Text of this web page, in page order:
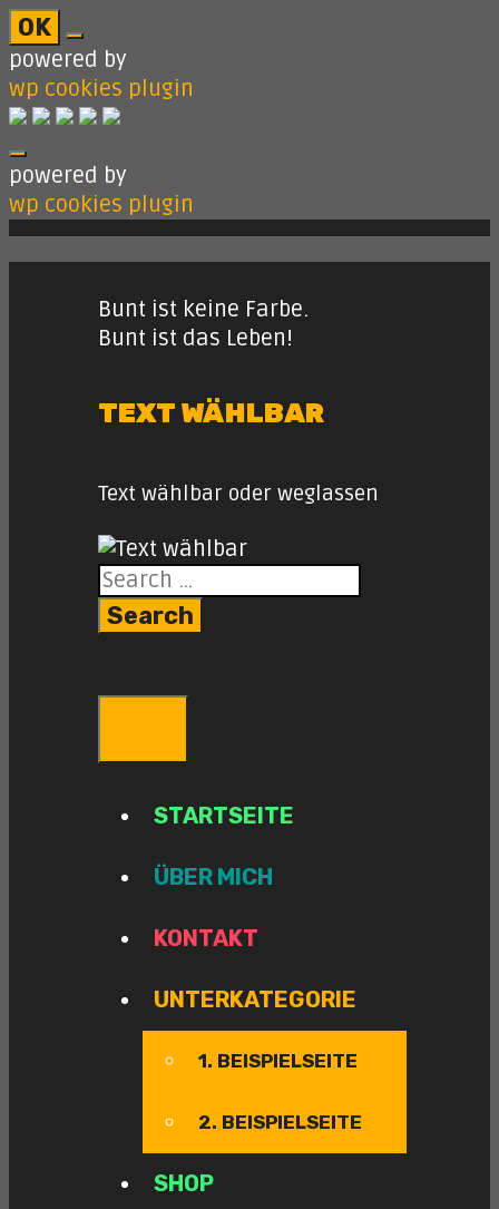
OK
powered by
wp cookies plugin
powered by
wp cookies plugin
Skip
to
Bunt ist keine Farbe.
Bunt ist das Leben!
TEXT WÄHLBAR
Text wählbar oder weglassen
Search
for:
STARTSEITE
ÜBER MICH
KONTAKT
UNTERKATEGORIE
1. BEISPIELSEITE
2. BEISPIELSEITE
SHOP